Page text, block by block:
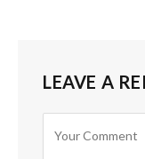
LEAVE A